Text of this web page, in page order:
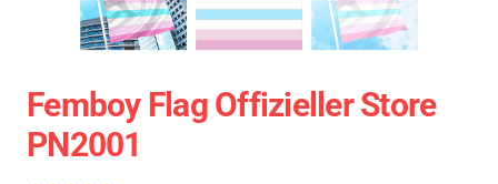
Femboy Flag Offizieller Store
PN2001